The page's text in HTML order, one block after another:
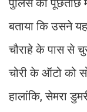
पुलिस की पूछताछ
बताया कि उसने
चौराहे के पास से
चोरी के ऑटो को
हालांकि, सेमरा